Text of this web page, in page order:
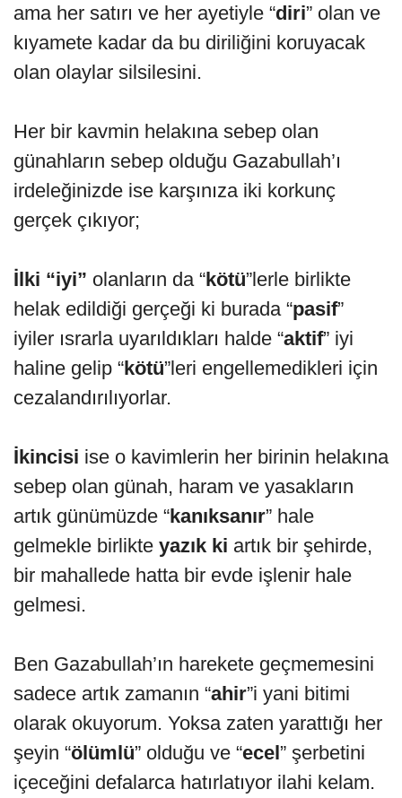
ama her satırı ve her ayetiyle “diri” olan ve
kıyamete kadar da bu diriliğini koruyacak
olan olaylar silsilesini.
Her bir kavmin helakına sebep olan
günahların sebep olduğu Gazabullah’ı
irdeleğinizde ise karşınıza iki korkunç
gerçek çıkıyor;
İlki “iyi” olanların da “kötü”lerle birlikte
helak edildiği gerçeği ki burada “pasif”
iyiler ısrarla uyarıldıkları halde “aktif” iyi
haline gelip “kötü”leri engellemedikleri için
cezalandırılıyorlar.
İkincisi ise o kavimlerin her birinin helakına
sebep olan günah, haram ve yasakların
artık günümüzde “kanıksanır” hale
gelmekle birlikte yazık ki artık bir şehirde,
bir mahallede hatta bir evde işlenir hale
gelmesi.
Ben Gazabullah’ın harekete geçmemesini
sadece artık zamanın “ahir”i yani bitimi
olarak okuyorum. Yoksa zaten yarattığı her
şeyin “ölümlü” olduğu ve “ecel” şerbetini
içeceğini defalarca hatırlatıyor ilahi kelam.